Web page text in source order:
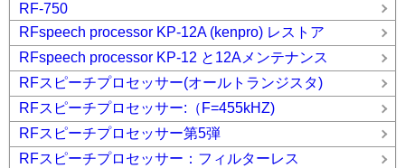
RF-750
RFspeech processor KP-12A (kenpro) レストア
RFspeech processor KP-12 と12Aメンテナンス
RFスピーチプロセッサー(オールトランジスタ)
RFスピーチプロセッサー:（F=455kHZ)
RFスピーチプロセッサー第5弾
RFスピーチプロセッサー：フィルターレス